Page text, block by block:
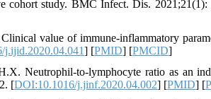
cohort study. BMC Infect. Dis.
value of immune-inflammatory
j.ijid.2020.04.041] [PMID] [PMCID]
Neutrophil-to-lymphocyte ratio as an
[DOI:10.1016/j.jinf.2020.04.002] [PMID] [